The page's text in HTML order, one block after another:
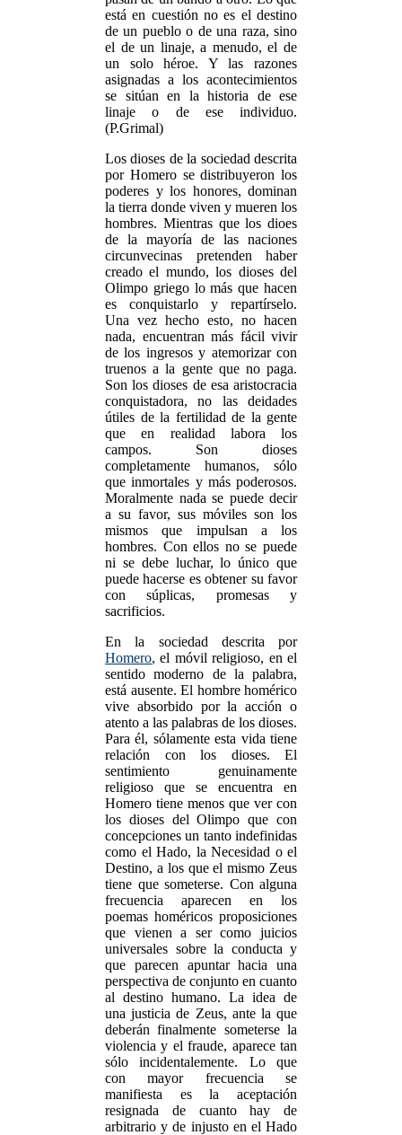
está en cuestión no es el destino
de un pueblo o de una raza, sino
el de un linaje, a menudo, el de
un solo héroe. Y las razones
asignadas a los acontecimientos
se sitúan en la historia de ese
linaje o de ese individuo.
(P.Grimal)
Los dioses de la sociedad descrita
por Homero se distribuyeron los
poderes y los honores, dominan
la tierra donde viven y mueren los
hombres. Mientras que los dioes
de la mayoría de las naciones
circunvecinas pretenden haber
creado el mundo, los dioses del
Olimpo griego lo más que hacen
es conquistarlo y repartírselo.
Una vez hecho esto, no hacen
nada, encuentran más fácil vivir
de los ingresos y atemorizar con
truenos a la gente que no paga.
Son los dioses de esa aristocracia
conquistadora, no las deidades
útiles de la fertilidad de la gente
que en realidad labora los
campos. Son dioses
completamente humanos, sólo
que inmortales y más poderosos.
Moralmente nada se puede decir
a su favor, sus móviles son los
mismos que impulsan a los
hombres. Con ellos no se puede
ni se debe luchar, lo único que
puede hacerse es obtener su favor
con súplicas, promesas y
sacrificios.
En la sociedad descrita por
Homero, el móvil religioso, en el
sentido moderno de la palabra,
está ausente. El hombre homérico
vive absorbido por la acción o
atento a las palabras de los dioses.
Para él, sólamente esta vida tiene
relación con los dioses. El
sentimiento genuinamente
religioso que se encuentra en
Homero tiene menos que ver con
los dioses del Olimpo que con
concepciones un tanto indefinidas
como el Hado, la Necesidad o el
Destino, a los que el mismo Zeus
tiene que someterse. Con alguna
frecuencia aparecen en los
poemas homéricos proposiciones
que vienen a ser como juicios
universales sobre la conducta y
que parecen apuntar hacia una
perspectiva de conjunto en cuanto
al destino humano. La idea de
una justicia de Zeus, ante la que
deberán finalmente someterse la
violencia y el fraude, aparece tan
sólo incidentalemente. Lo que
con mayor frecuencia se
manifiesta es la aceptación
resignada de cuanto hay de
arbitrario y de injusto en el Hado